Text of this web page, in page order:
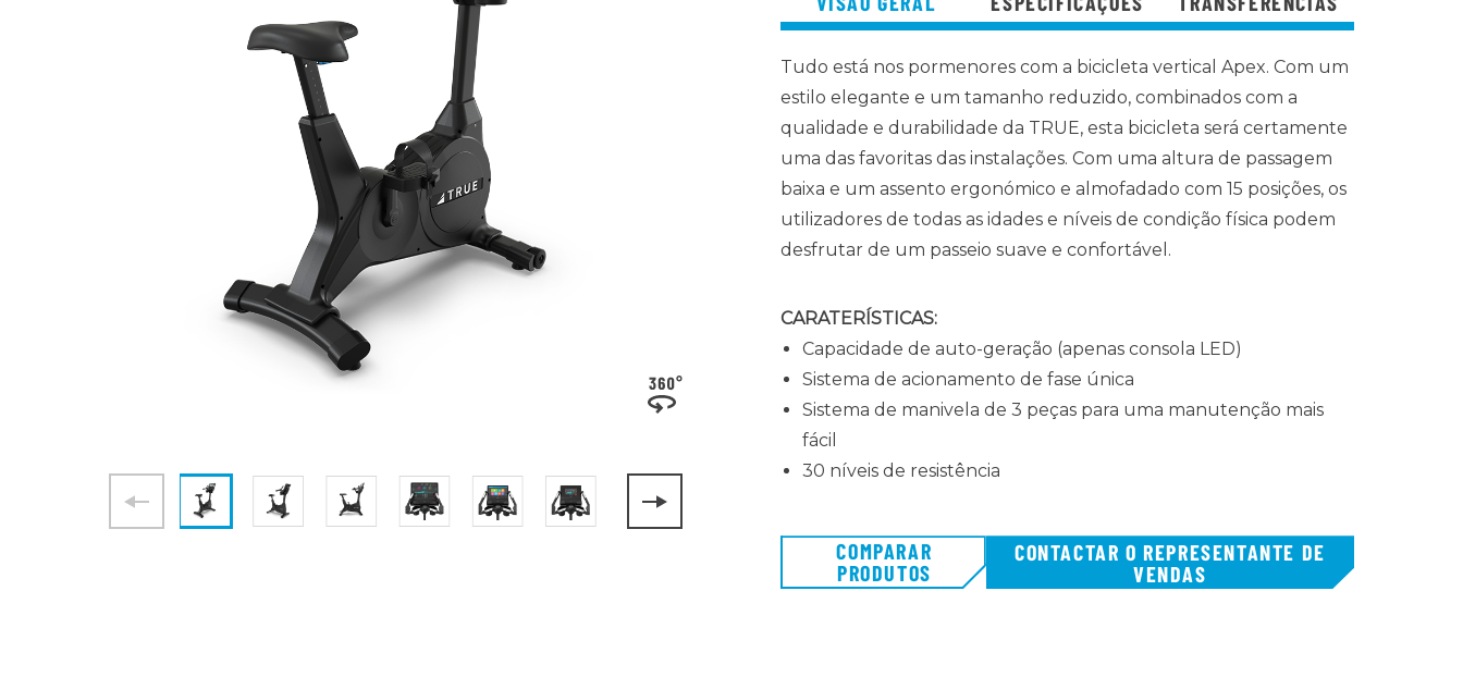
Tudo está nos pormenores com a bicicleta vertical Apex. Com um
estilo elegante e um tamanho reduzido, combinados com a
qualidade e durabilidade da TRUE, esta bicicleta será certamente
uma das favoritas das instalações. Com uma altura de passagem
baixa e um assento ergonómico e almofadado com 15 posições, os
utilizadores de todas as idades e níveis de condição física podem
desfrutar de um passeio suave e confortável.
CARATERÍSTICAS:
Capacidade de auto-geração (apenas consola LED)
Sistema de acionamento de fase única
Sistema de manivela de 3 peças para uma manutenção mais
fácil
30 níveis de resistência
COMPARAR
PRODUTOS
CONTACTAR O REPRESENTANTE DE
VENDAS